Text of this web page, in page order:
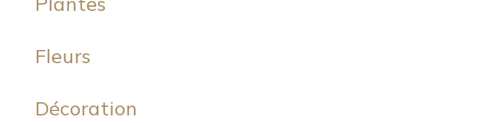
Fleurs
Décoration